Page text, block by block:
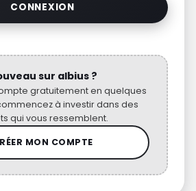
CONNEXION
sur albius ?
gratuitement en quelques
à investir dans des
qui vous ressemblent.
MON COMPTE